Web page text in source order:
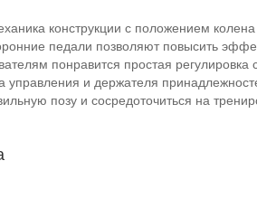
конструкции с положением
педали позволяют повысить
понравится простая регулировка
управления и держателя
позу и сосредоточиться на